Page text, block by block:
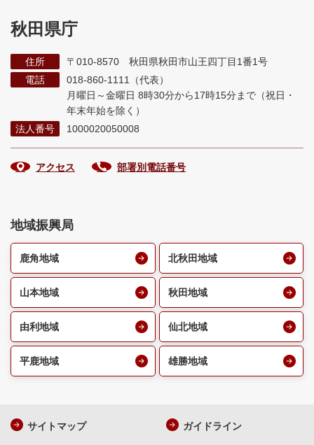
秋田県庁
住所
〒010-8570 秋田県秋田市山王四丁目1番1号
電話
018-860-1111（代表）
月曜日～金曜日 8時30分から17時15分まで （祝日・
年末年始を除く）
法人番号
1000020050008
アクセス 部署別電話番号
地域振興局
鹿角地域 北秋田地域
山本地域 秋田地域
由利地域 仙北地域
平鹿地域 雄勝地域
サイトマップ ガイドライン